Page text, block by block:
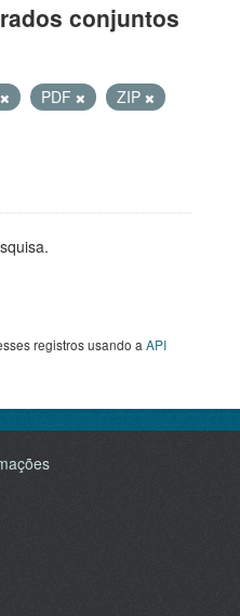
conjuntos
PDF
ZIP
registros usando a API